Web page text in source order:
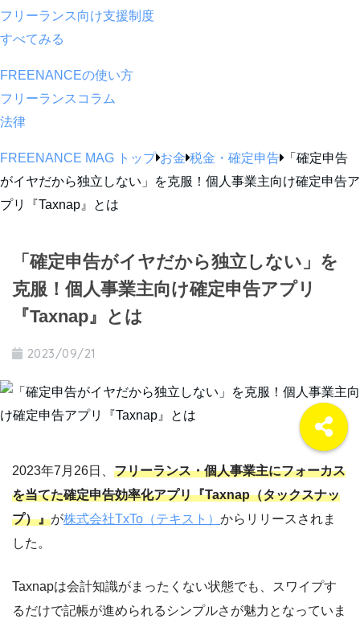
フリーランス向け支援制度
すべてみる
FREENANCEの使い方
フリーランスコラム
法律
FREENANCE MAG トップ お金 税金・確定申告
「確定申告
がイヤだから独立しない」を克服！個人事業主向け確定申告ア
プリ『Taxnap』とは
「確定申告がイヤだから独立しない」を
克服！個人事業主向け確定申告アプリ
『Taxnap』とは
2023/09/21
2023年7月26日、 フリーランス・個人事業主にフォーカス
を当てた確定申告効率化アプリ『Taxnap（タックスナッ
プ）』が株式会社TxTo（テキスト） からリリースされま
した。
Taxnapは会計知識がまったくない状態でも、スワイプす
るだけで記帳が進められるシンプルさが魅力となっていま